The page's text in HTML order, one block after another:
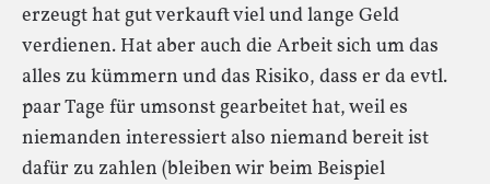
erzeugt hat gut verkauft viel und lange Geld
verdienen. Hat aber auch die Arbeit sich um das
alles zu kümmern und das Risiko, dass er da evtl.
paar Tage für umsonst gearbeitet hat, weil es
niemanden interessiert also niemand bereit ist
dafür zu zahlen (bleiben wir beim Beispiel